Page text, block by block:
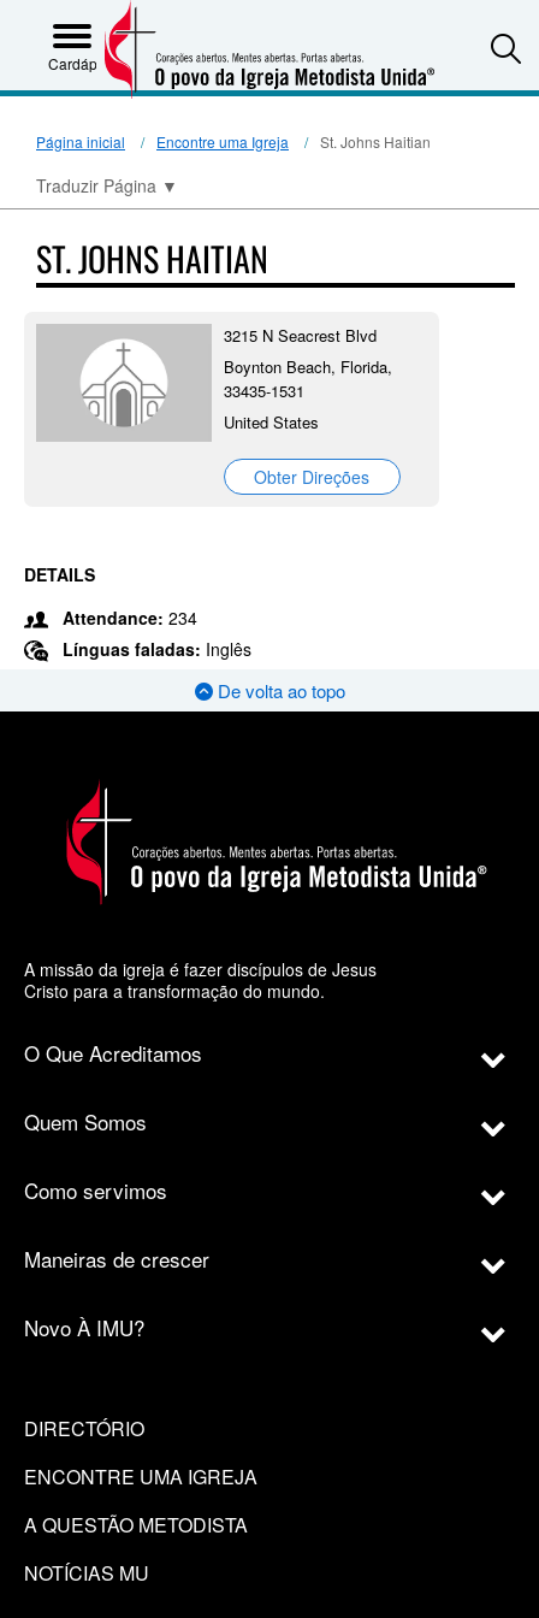
Cardápio
Página inicial Encontre uma Igreja St. Johns Haitian
Traduzir Página ▼
ST. JOHNS HAITIAN
3215 N Seacrest Blvd
Boynton Beach, Florida,
33435-1531
United States
Obter Direções
DETAILS
Attendance: 234
Línguas faladas: Inglês
De volta ao topo
A missão da igreja é fazer discípulos de Jesus
Cristo para a transformação do mundo.
O Que Acreditamos
Quem Somos
Como servimos
Maneiras de crescer
Novo À IMU?
DIRECTÓRIO
ENCONTRE UMA IGREJA
A QUESTÃO METODISTA
NOTÍCIAS MU